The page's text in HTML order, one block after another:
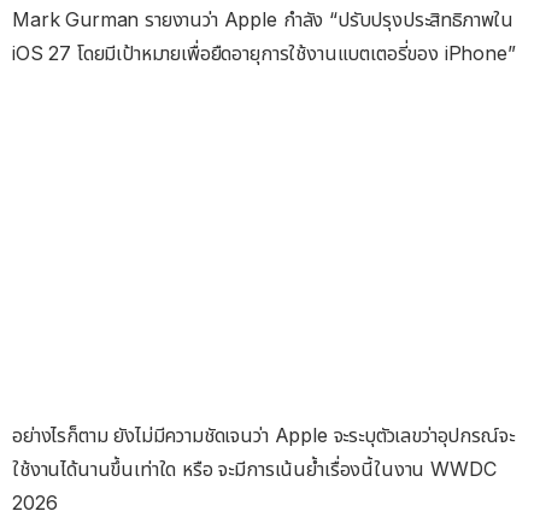
Mark Gurman รายงานว่า Apple กำลัง “ปรับปรุงประสิทธิภาพใน
iOS 27 โดยมีเป้าหมายเพื่อยืดอายุการใช้งานแบตเตอรี่ของ iPhone”
อย่างไรก็ตาม ยังไม่มีความชัดเจนว่า Apple จะระบุตัวเลขว่าอุปกรณ์จะ
ใช้งานได้นานขึ้นเท่าใด หรือ จะมีการเน้นย้ำเรื่องนี้ในงาน WWDC
2026